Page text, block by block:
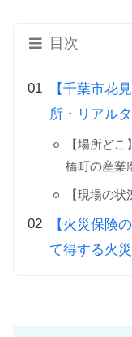
目次
【千葉市花
所・リアル
【場所ど
橋町の産業
【現場の
【火災保険
て得する火